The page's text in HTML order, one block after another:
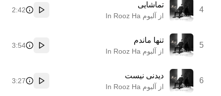
4
تماشایی
از آلبوم In Rooz Ha پخش
2:42
5
تنها ماندم
از آلبوم In Rooz Ha پخش
3:54
6
دیدنی نیست
از آلبوم In Rooz Ha پخش
3:27